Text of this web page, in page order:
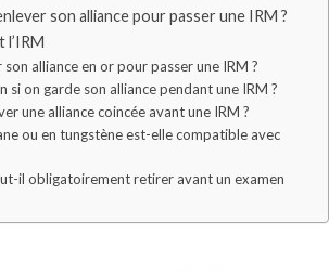
son alliance pour passer une IRM ?
l’IRM
alliance en or pour passer une IRM ?
si on garde son alliance pendant une IRM ?
une alliance coincée avant une IRM ?
ou en tungstène est-elle compatible avec
il obligatoirement retirer avant un examen